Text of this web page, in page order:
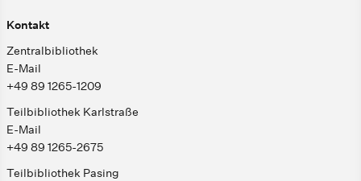
Kontakt
Zentralbibliothek
E-Mail
+49 89 1265-1209
Teilbibliothek Karlstraße
E-Mail
+49 89 1265-2675
Teilbibliothek Pasing